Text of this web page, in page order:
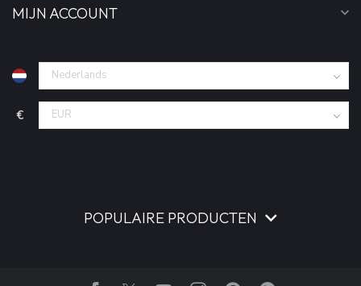
MIJN ACCOUNT
€
POPULAIRE PRODUCTEN